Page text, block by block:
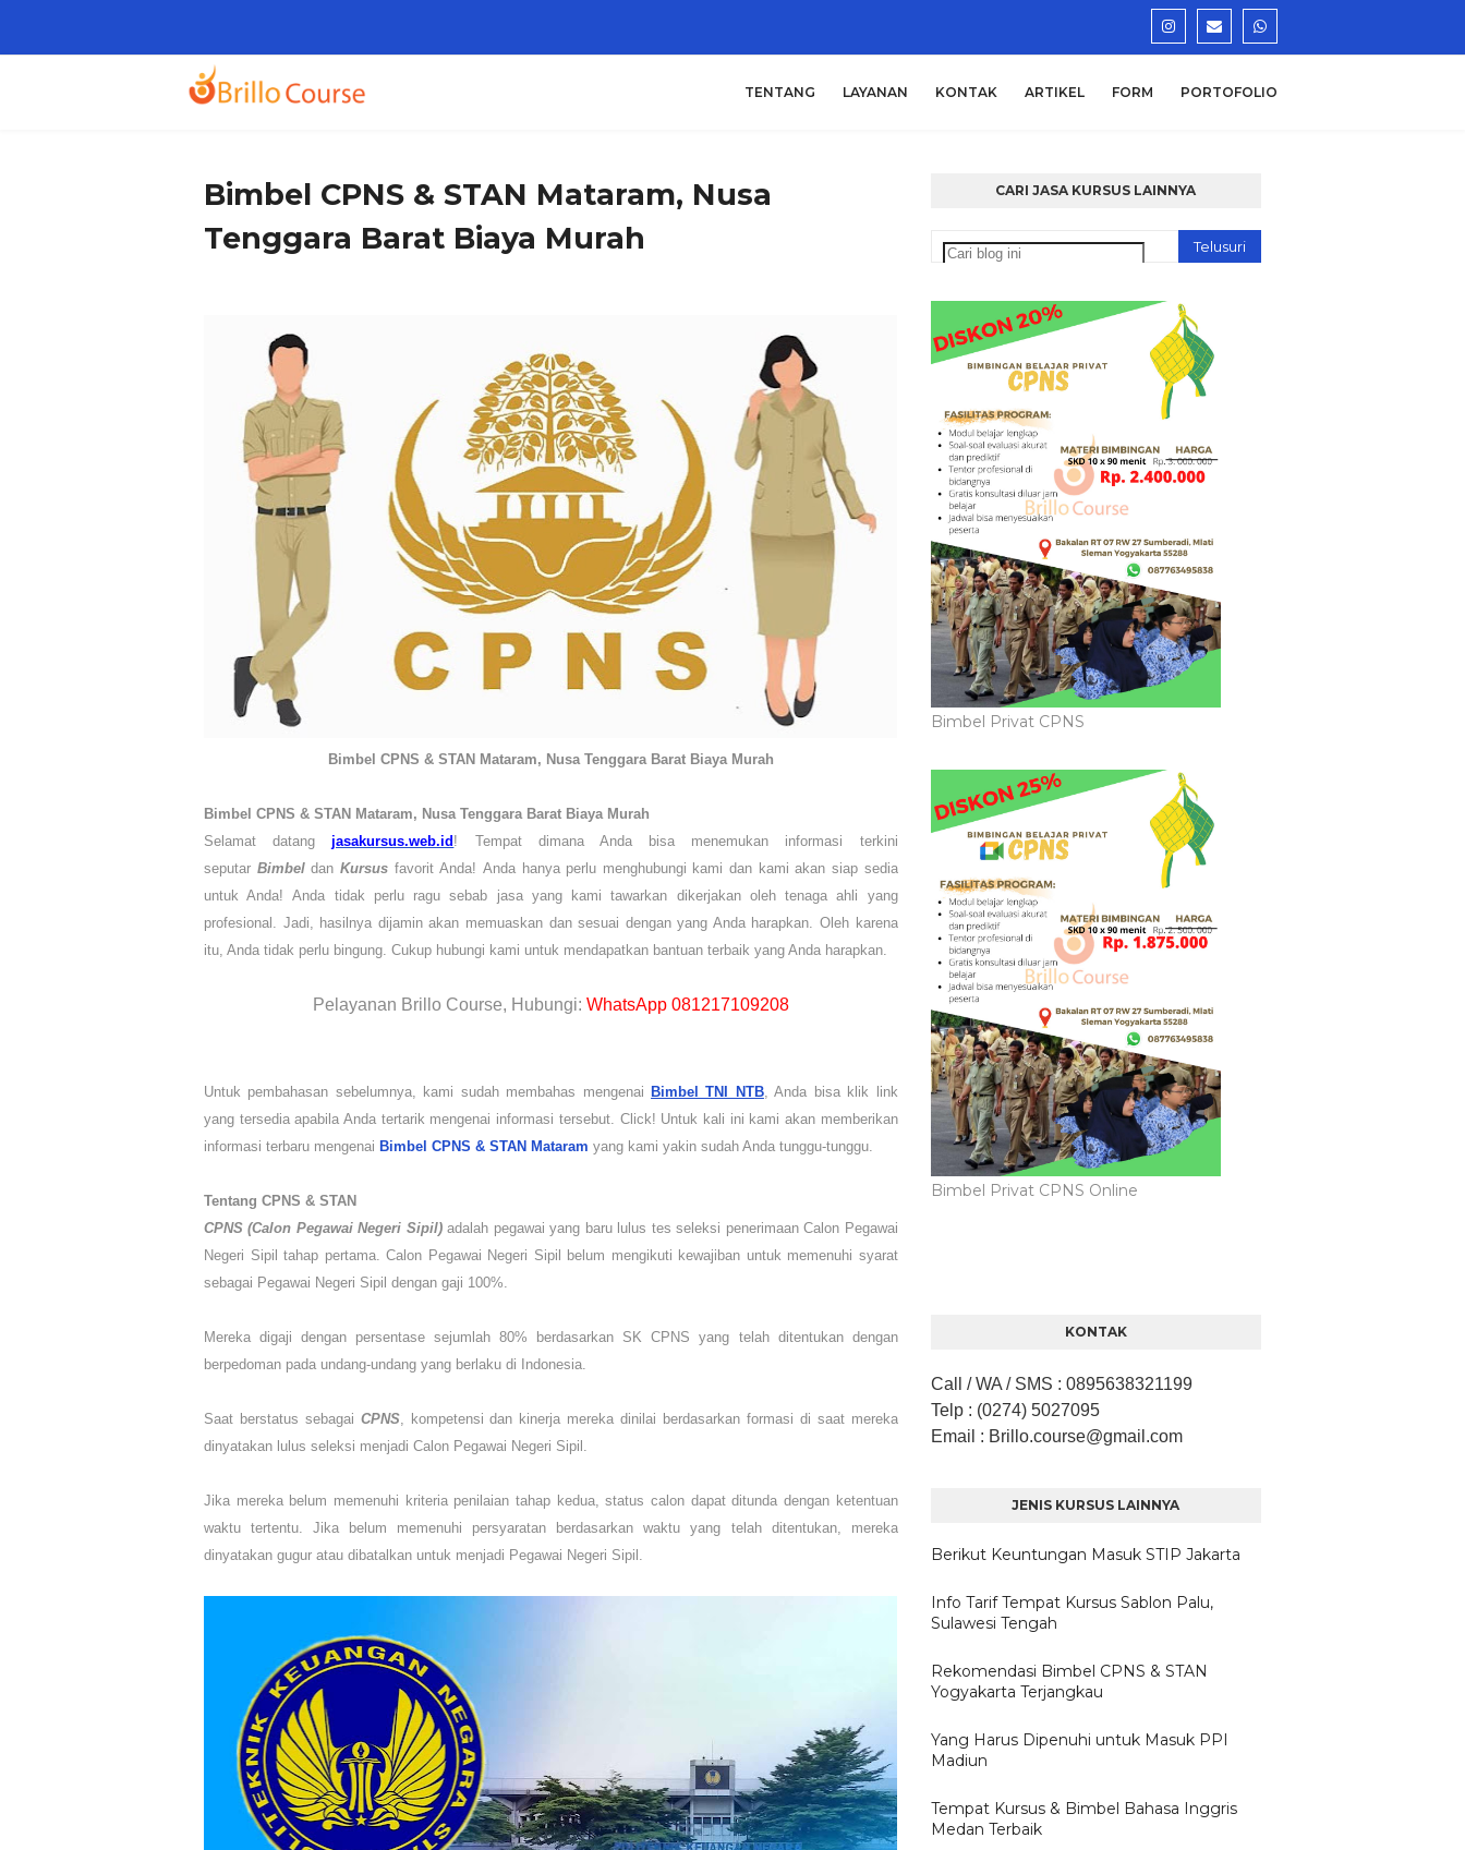
TENTANG LAYANAN KONTAK ARTIKEL FORM PORTOFOLIO
Bimbel CPNS & STAN Mataram, Nusa
Tenggara Barat Biaya Murah
Bimbel CPNS & STAN Mataram, Nusa Tenggara Barat Biaya Murah
Bimbel CPNS & STAN Mataram, Nusa Tenggara Barat Biaya Murah
Selamat datang jasakursus.web.id ! Tempat dimana Anda bisa menemukan informasi terkini
seputar Bimbeldan Kursusfavorit Anda! Anda hanya perlu menghubungi kami dan kami akan siap sedia
untuk Anda! Anda tidak perlu ragu sebab jasa yang kami tawarkan dikerjakan oleh tenaga ahli yang
profesional. Jadi, hasilnya dijamin akan memuaskan dan sesuai dengan yang Anda harapkan. Oleh karena
itu, Anda tidak perlu bingung. Cukup hubungi kami untuk mendapatkan bantuan terbaik yang Anda harapkan.
Pelayanan Brillo Course, Hubungi: WhatsApp 081217109208
Untuk pembahasan sebelumnya, kami sudah membahas mengenai Bimbel TNI NTB, Anda bisa klik link
yang tersedia apabila Anda tertarik mengenai informasi tersebut. Click! Untuk kali ini kami akan memberikan
informasi terbaru mengenai Bimbel CPNS & STAN Mataram yang kami yakin sudah Anda tunggu-tunggu.
Tentang CPNS & STAN
CPNS (Calon Pegawai Negeri Sipil)adalah pegawai yang baru lulus tes seleksi penerimaan Calon Pegawai
Negeri Sipil tahap pertama. Calon Pegawai Negeri Sipil belum mengikuti kewajiban untuk memenuhi syarat
sebagai Pegawai Negeri Sipil dengan gaji 100%.
Mereka digaji dengan persentase sejumlah 80% berdasarkan SK CPNS yang telah ditentukan dengan
berpedoman pada undang-undang yang berlaku di Indonesia.
Saat berstatus sebagai CPNS, kompetensi dan kinerja mereka dinilai berdasarkan formasi di saat mereka
dinyatakan lulus seleksi menjadi Calon Pegawai Negeri Sipil.
Jika mereka belum memenuhi kriteria penilaian tahap kedua, status calon dapat ditunda dengan ketentuan
waktu tertentu. Jika belum memenuhi persyaratan berdasarkan waktu yang telah ditentukan, mereka
dinyatakan gugur atau dibatalkan untuk menjadi Pegawai Negeri Sipil.
CARI JASA KURSUS LAINNYA
Bimbel Privat CPNS
Bimbel Privat CPNS Online
KONTAK
Call / WA / SMS : 0895638321199
Telp : (0274) 5027095
Email : Brillo.course@gmail.com
JENIS KURSUS LAINNYA
Berikut Keuntungan Masuk STIP Jakarta
Info Tarif Tempat Kursus Sablon Palu,
Sulawesi Tengah
Rekomendasi Bimbel CPNS & STAN
Yogyakarta Terjangkau
Yang Harus Dipenuhi untuk Masuk PPI
Madiun
Tempat Kursus & Bimbel Bahasa Inggris
Medan Terbaik